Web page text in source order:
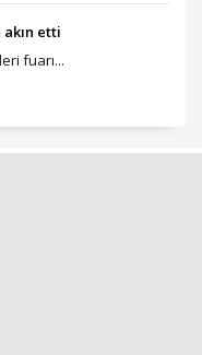
etti
fuarı...